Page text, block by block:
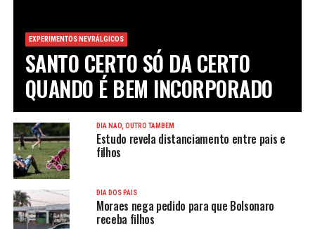
EXPERIMENTOS NEVRÁLGICOS
SANTO CERTO SÓ DA CERTO
QUANDO É BEM INCORPORADO
DIA NÃO, OUTRO TAMBÉM
Estudo revela distanciamento entre pais e
filhos
DIA DOS PAIS
Moraes nega pedido para que Bolsonaro
receba filhos